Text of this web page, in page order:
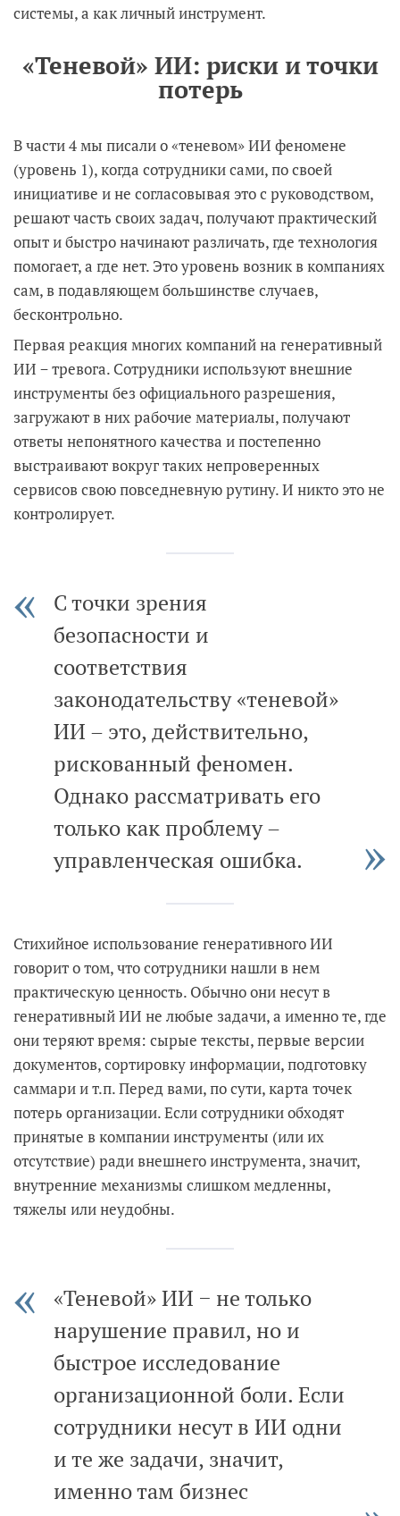
системы, а как личный инструмент.
«Теневой» ИИ: риски и точки
потерь
В части 4 мы писали о «теневом» ИИ феномене
(уровень 1), когда сотрудники сами, по своей
инициативе и не согласовывая это с руководством,
решают часть своих задач, получают практический
опыт и быстро начинают различать, где технология
помогает, а где нет. Это уровень возник в компаниях
сам, в подавляющем большинстве случаев,
бесконтрольно.
Первая реакция многих компаний на генеративный
ИИ − тревога. Сотрудники используют внешние
инструменты без официального разрешения,
загружают в них рабочие материалы, получают
ответы непонятного качества и постепенно
выстраивают вокруг таких непроверенных
сервисов свою повседневную рутину. И никто это не
контролирует.
С точки зрения
безопасности и
соответствия
законодательству «теневой»
ИИ – это, действительно,
рискованный феномен.
Однако рассматривать его
только как проблему –
управленческая ошибка.
Стихийное использование генеративного ИИ
говорит о том, что сотрудники нашли в нем
практическую ценность. Обычно они несут в
генеративный ИИ не любые задачи, а именно те, где
они теряют время: сырые тексты, первые версии
документов, сортировку информации, подготовку
саммари и т.п. Перед вами, по сути, карта точек
потерь организации. Если сотрудники обходят
принятые в компании инструменты (или их
отсутствие) ради внешнего инструмента, значит,
внутренние механизмы слишком медленны,
тяжелы или неудобны.
«Теневой» ИИ − не только
нарушение правил, но и
быстрое исследование
организационной боли. Если
сотрудники несут в ИИ одни
и те же задачи, значит,
именно там бизнес